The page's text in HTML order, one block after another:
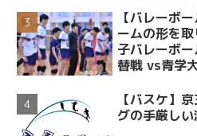
【バレーボ
ームの形を
子バレーボ
替戦 vs青学
【バスケ】
グの手厳し